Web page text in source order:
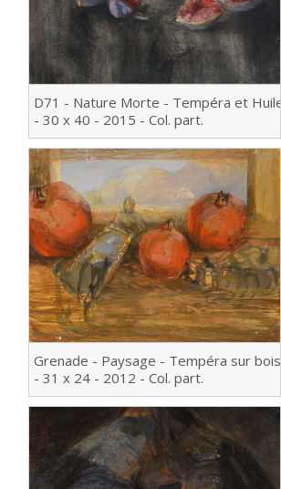
D71 - Nature Morte - Tempéra et Huile
- 30 x 40 - 2015 - Col. part.
Grenade - Paysage - Tempéra sur bois
- 31 x 24 - 2012 - Col. part.